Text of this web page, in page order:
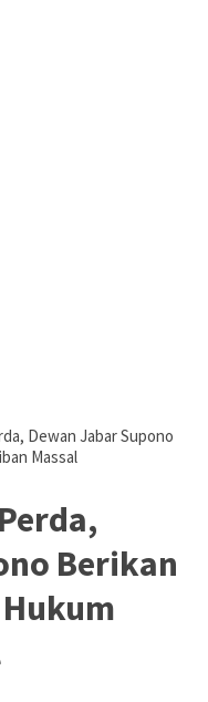
Dewan Jabar Supono
Massal
Berikan